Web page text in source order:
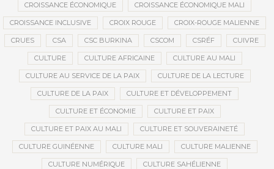
CROISSANCE ÉCONOMIQUE CROISSANCE ÉCONOMIQUE MALI
CROISSANCE INCLUSIVE CROIX ROUGE CROIX-ROUGE MALIENNE
CRUES CSA CSC BURKINA CSCOM CSRÉF CUIVRE
CULTURE CULTURE AFRICAINE CULTURE AU MALI
CULTURE AU SERVICE DE LA PAIX CULTURE DE LA LECTURE
CULTURE DE LA PAIX CULTURE ET DÉVELOPPEMENT
CULTURE ET ÉCONOMIE CULTURE ET PAIX
CULTURE ET PAIX AU MALI CULTURE ET SOUVERAINETÉ
CULTURE GUINÉENNE CULTURE MALI CULTURE MALIENNE
CULTURE NUMÉRIQUE CULTURE SAHÉLIENNE